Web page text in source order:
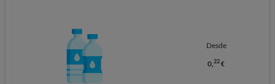
Desde
0,22 €